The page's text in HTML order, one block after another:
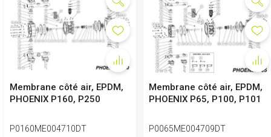
Membrane côté air, EPDM,
PHOENIX P160, P250
P0160ME004710DT
Membrane côté air, EPDM,
PHOENIX P65, P100, P101
P0065ME004709DT